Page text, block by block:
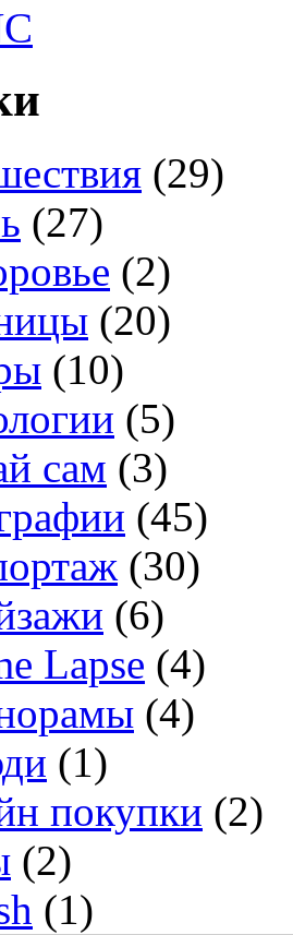
(29)
(27)
(2)
(20)
(10)
(5)
сам (3)
(45)
(30)
(6)
Lapse (4)
(4)
(1)
покупки (2)
(2)
(1)